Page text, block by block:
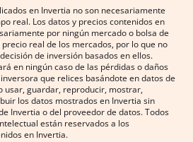
en Invertia no son necesariamente
real. Los datos y precios contenidos en
por ningún mercado o bolsa de
real de los mercados, por lo que no
de inversión basados en ellos.
en ningún caso de las pérdidas o daños
que relices basándote en datos de
usar, guardar, reproducir, mostrar,
los datos mostrados en Invertia sin
Invertia o del proveedor de datos. Todos
están reservados a los
en Invertia.